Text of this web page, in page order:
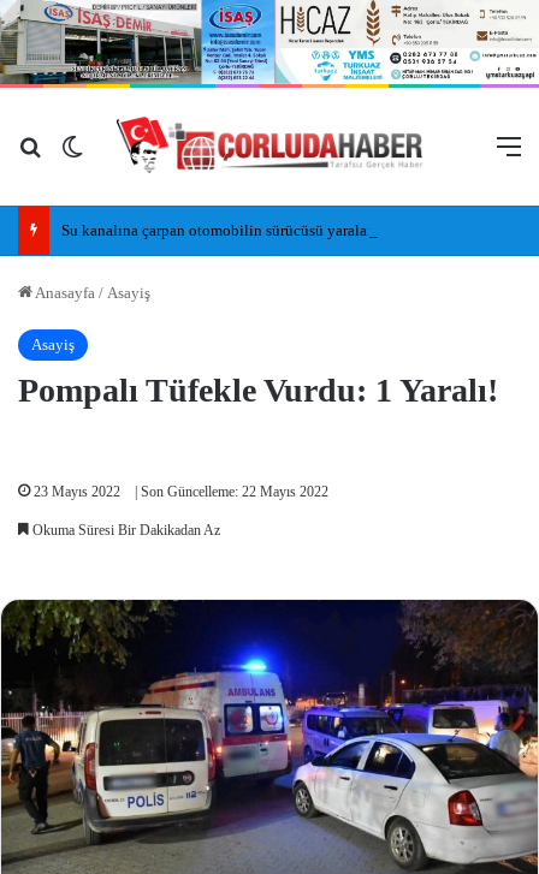
Arama yap ...
Dış görünümü değiştir
Su kanalına çarpan otomobilin sürücüsü yaralandı
Anasayfa / Asayiş
Asayiş
Pompalı Tüfekle Vurdu: 1 Yaralı!
23 Mayıs 2022 | Son Güncelleme: 22 Mayıs 2022
Okuma Süresi Bir Dakikadan Az